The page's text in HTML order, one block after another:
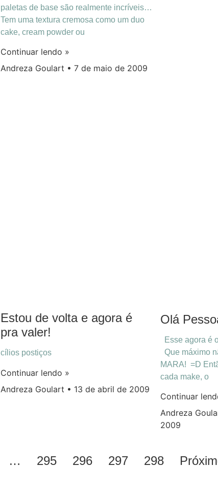
paletas de base são realmente incríveis…
Tem uma textura cremosa como um duo
cake, cream powder ou
Continuar lendo »
Andreza Goulart
7 de maio de 2009
Estou de volta e agora é
pra valer!
cílios postiços
Continuar lendo »
Andreza Goulart
13 de abril de 2009
Olá
Esse agora é
Que máximo
MARA! =D
cada make, o
Continuar
Andreza
2009
… 295 296 297 298